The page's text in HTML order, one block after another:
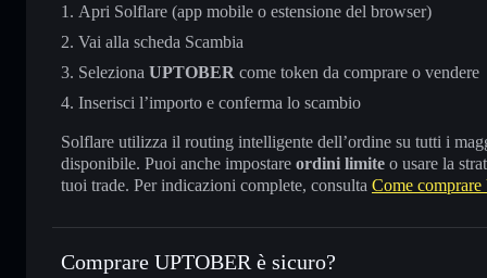
Apri Solflare (app mobile o estensione del browser)
Vai alla scheda Scambia
Seleziona UPTOBER come token da comprare o vendere
Inserisci l’importo e conferma lo scambio
Solflare utilizza il routing intelligente dell’ordine su tutti i
disponibile. Puoi anche impostare ordini limite o usare la
tuoi trade. Per indicazioni complete, consulta Come
Comprare UPTOBER è sicuro?